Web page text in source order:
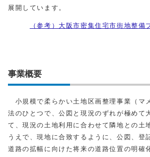
展開しています。
（参考）大阪市密集住宅市街地整備
事業概要
小規模で柔らかい土地区画整理事業（マ
法のひとつで、公図と現況のずれが極めて
て、現況の土地利用に合わせて隣地との土
うえで、現地に合致するように、公図、登
道路の拡幅に向けた将来の道路位置の明確